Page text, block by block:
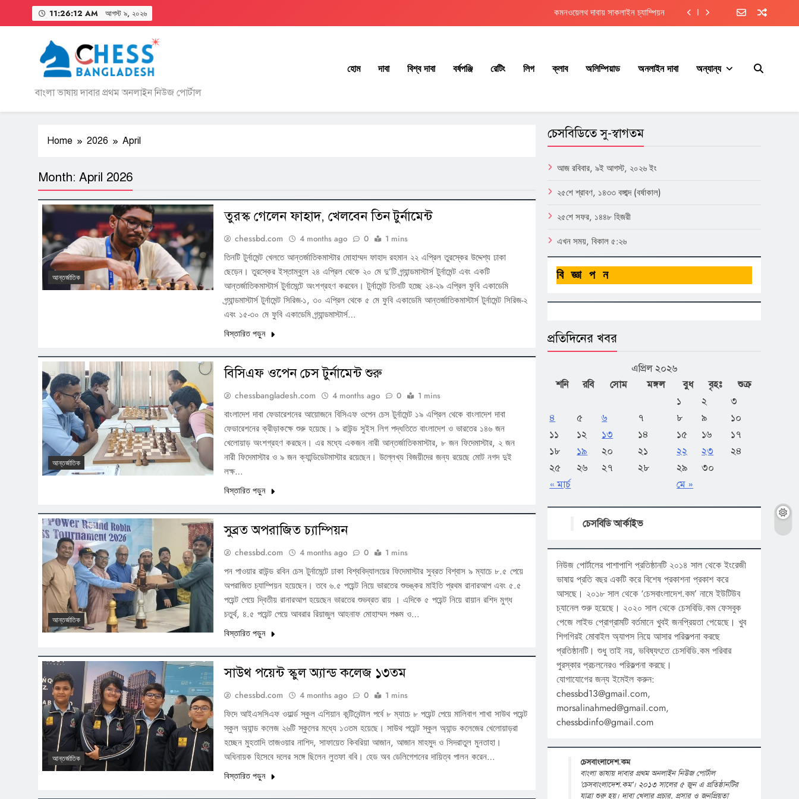
11:26:12 AM আগস্ট ৯, ২০২৬
কমনওয়েলথ দাবায় সাকলাইন চ্যাম্পিয়ন
তুরস্ক গেলেন ফাহাদ, খেলবেন তিন টুর্নামেন্ট
কমনওয়েলথ দাবায় সাকলাইন চ্যাম্পিয়ন
ফাহাদের দ্বিতীয় জিএম নর্ম অর্জন
তুরস্ক গেলেন ফাহাদ, খেলবেন তিন টুর্নামেন্ট
বাংলা ভাষায় দাবার প্রথম অনলাইন নিউজ পোর্টাল
হোম দাবা বিশ্ব দাবা বর্ষপঞ্জি রেটিং লিগ ক্লাব অলিম্পিয়াড অনলাইন দাবা অন্যান্য
Home 2026 April
Month: April 2026
আন্তর্জাতিক
তুরস্ক গেলেন ফাহাদ, খেলবেন তিন টুর্নামেন্ট
chessbd.com 4 months ago 0 1 mins
তিনটি টুর্নামেন্ট খেলতে আন্তর্জাতিকমাস্টার মোহাম্মদ ফাহাদ রহমান ২২ এপ্রিল তুরস্কের উদ্দেশ্য ঢাকা
ছেড়েন। তুরস্কের ইস্তাম্বুলে ২৪ এপ্রিল থেকে ২০ মে দু’টি গ্র্যান্ডমাস্টার্স টুর্নামেন্ট এবং একটি
আন্তর্জাতিকমাস্টার্স টুর্নামেন্টে অংশগ্রহণ করবেন। টুর্নামেন্ট তিনটি হচ্ছে ২৪-২৯ এপ্রিল ফুবি একাডেমি
গ্র্যান্ডমাস্টার্স টুর্নামেন্ট সিরিজ-১, ৩০ এপ্রিল থেকে ৫ মে ফুবি একাডেমি আন্তর্জাতিকমাস্টার্স টুর্নামেন্ট সিরিজ-২
এবং ১৫-৩০ মে ফুবি একাডেমি গ্র্যান্ডমাস্টার্স…
বিস্তারিত পড়ুন
আন্তর্জাতিক
বিসিএফ ওপেন চেস টুর্নামেন্ট শুরু
chessbangladesh.com 4 months ago 0 1 mins
বাংলাদেশ দাবা ফেডারেশনের আয়োজনে বিসিএফ ওপেন চেস টুর্নামেন্ট ১৯ এপ্রিল থেকে বাংলাদেশ দাবা
ফেডারেশনের ক্রীড়াকক্ষে শুরু হয়েছে। ৯ রাউন্ড সুইস লিগ পদ্ধতিতে বাংলাদেশ ও ভারতের ১৪৬ জন
খেলোয়াড় অংশগ্রহণ করছেন। এর মধ্যে একজন নারী আন্তর্জাতিকমাস্টার, ৮ জন ফিদেমাস্টার, ২ জন
নারী ফিদেমাস্টার ও ৯ জন ক্যান্ডিডেটমাস্টার রয়েছেন। উল্লেখ্য বিজয়ীদের জন্য রয়েছে মোট নগদ দুই
লক্ষ…
বিস্তারিত পড়ুন
আন্তর্জাতিক
সুব্রত অপরাজিত চ্যাম্পিয়ন
chessbd.com 4 months ago 0 1 mins
পন পাওয়ার রাউন্ড রবিন চেস টুর্নামেন্টে ঢাকা বিশ্ববিদ্যালয়ের ফিদেমাস্টার সুব্রত বিশ্বাস ৯ ম্যাচে ৮.৫ পেয়ে
অপরাজিত চ্যাম্পিয়ন হয়েছেন। তবে ৬.৫ পয়েন্ট নিয়ে ভারতের শুভঙ্কর মাইতি প্রথম রানারআপ এবং ৫.৫
পয়েন্ট পেয়ে দ্বিতীয় রানারআপ হয়েছেন ভারতের শুভব্রত রায় । এদিকে ৫ পয়েন্ট নিয়ে রায়ান রশিদ মুগ্ধ
চতুর্থ, ৪.৫ পয়েন্ট পেয়ে আবরার রিয়াজুল আহনাফ মোহাম্মদ পঞ্চম ও…
বিস্তারিত পড়ুন
আন্তর্জাতিক
সাউথ পয়েন্ট স্কুল অ্যান্ড কলেজ ১৩তম
chessbd.com 4 months ago 0 1 mins
ফিদে আইএসসিএফ ওয়ার্ল্ড স্কুল এশিয়ান কন্টিনেন্টাল পর্বে ৮ ম্যাচে ৮ পয়েন্ট পেয়ে মালিবাগ শাখা সাউথ পয়েন্ট
স্কুল অ্যান্ড কলেজ ২৬টি স্কুলের মধ্যে ১৩তম হয়েছে। সাউথ পয়েন্ট স্কুল অ্যান্ড কলেজের খেলোয়াড়রা
হচ্ছেন মুহতাদি তাজওয়ার নাশিদ, সাফায়েত কিবরিয়া আজান, আজান মাহমুদ ও সিদরাতুল মুনতাহা।
অধিনায়ক হিসেবে দলের সঙ্গে ছিলেন লুতফা ববি। হেড অব ডেলিগেশনের দায়িত্ব পালন করেন…
বিস্তারিত পড়ুন
চেসবিডিতে সু-স্বাগতম
আজ রবিবার, ৯ই আগস্ট, ২০২৬ ইং
২৫শে শ্রাবণ, ১৪৩৩ বঙ্গাব্দ (বর্ষাকাল)
২৫শে সফর, ১৪৪৮ হিজরী
এখন সময়, বিকাল ৫:২৬
বিজ্ঞাপন
প্রতিদিনের খবর
এপ্রিল ২০২৬
শনি
রবি সোম মঙ্গল বুধ বৃহঃ শুক্র
« মার্চ মে »
১ ২
৩
৪
৫ ৬ ৭ ৮ ৯
১০
১১
১২ ১৩ ১৪ ১৫ ১৬
১৭
১৮
১৯ ২০ ২১ ২২ ২৩
২৪
২৫
২৬ ২৭ ২৮ ২৯ ৩০
চেসবিডি আর্কাইভ
নিউজ পোর্টালের পাশাপাশি প্রতিষ্ঠানটি ২০১৪ সাল থেকে ইংরেজী
ভাষায় প্রতি বছর একটি করে বিশেষ প্রকাশনা প্রকাশ করে
আসছে। ২০১৮ সাল থেকে ‘চেসবাংলাদেশ.কম’ নামে ইউটিউব
চ্যানেল শুরু হয়েছে। ২০২০ সাল থেকে চেসবিডি.কম ফেসবুক
পেজে লাইভ প্রোগ্রামটি বর্তমানে খুবই জনপ্রিয়তা পেয়েছে। খুব
শিগগিরই মোবাইল অ্যাপস নিয়ে আসার পরিকল্পনা করছে
প্রতিষ্ঠানটি। শুধু তাই নয়, ভবিষ্যৎতে চেসবিডি.কম পরিবার
পুরস্কার প্রচলনেরও পরিকল্পনা করছে।
যোগাযোগের জন্য ইমেইল করুন:
chessbd13@gmail.com,
morsalinahmed@gmail.com,
chessbdinfo@gmail.com
চেসবাংলাদেশ.কম
বাংলা ভাষায় দাবার প্রথম অনলাইন নিউজ পোর্টাল
'চেসবাংলাদেশ.কম'। ২০১৩ সালের ৫ জুন এ প্রতিষ্ঠানটির
যাত্রা শুরু হয়। দাবা খেলার প্রচার, প্রসার ও জনপ্রিয়তা